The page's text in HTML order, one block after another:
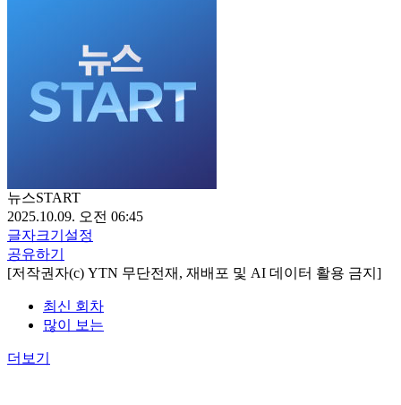
뉴스START
2025.10.09. 오전 06:45
글자크기설정
공유하기
[저작권자(c) YTN 무단전재, 재배포 및 AI 데이터 활용 금지]
최신 회차
많이 보는
더보기